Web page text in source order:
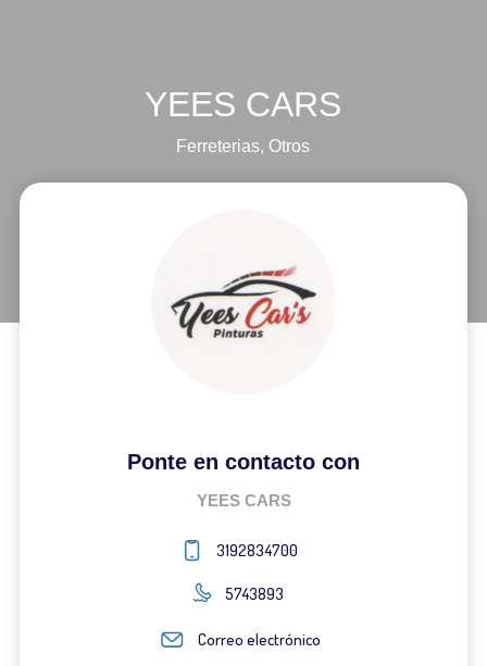
YEES CARS
Ferreterias, Otros
Ponte en contacto con
YEES CARS
3192834700
5743893
Correo electrónico